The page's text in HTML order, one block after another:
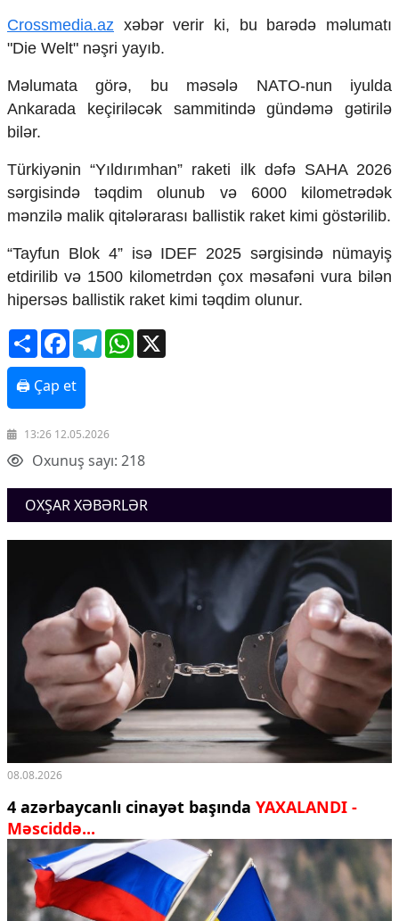
Humanitar
Elm və təhsil
Diaspor
Yüksəliş hekayəsi
Mədəniyyətimizin Zəfəri
Səhiyyə
Ailə və uşaq
Turizm
İqtisadiyyat
İqtisadi xəbərlər
Energetika
Əmək və sosial siyasət
Kənd təsərrüfatı
Hərbi sənaye
Telekommunikasiya və nəqliyyat
COP29
Siyasət
Məhkəmə və hüquq
Ekologiya
Media və QHT
Hadisə
Sağlamlıq
Sosium
Mənəvi dəyərlər
Texnologiya
Mətbuat-150
Missiyamız
Crossmedia.az xəbər verir ki, bu barədə məlumatı
"Die Welt" nəşri yayıb.
Məlumata görə, bu məsələ NATO-nun iyulda
Ankarada keçiriləcək sammitində gündəmə gətirilə
bilər.
Türkiyənin “Yıldırımhan” raketi ilk dəfə SAHA 2026
sərgisində təqdim olunub və 6000 kilometrədək
mənzilə malik qitələrarası ballistik raket kimi göstərilib.
“Tayfun Blok 4” isə IDEF 2025 sərgisində nümayiş
etdirilib və 1500 kilometrdən çox məsafəni vura bilən
hipersəs ballistik raket kimi təqdim olunur.
ShareFacebookTelegramWhatsApp
🖨 Çap et
13:26 12.05.2026
Oxunuş sayı: 218
OXŞAR XƏBƏRLƏR
08.08.2026
4 azərbaycanlı cinayət başında YAXALANDI -
Məsciddə...